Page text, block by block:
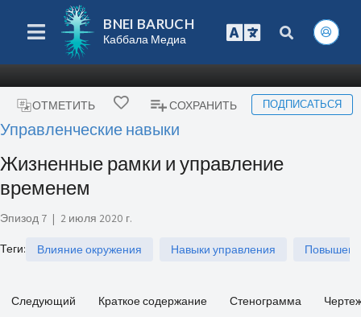
BNEI BARUCH
Каббала Медиа
ОТМЕТИТЬ СОХРАНИТЬ ПОДПИСАТЬСЯ
Управленческие навыки
Жизненные рамки и управление
временем
Эпизод 7 | 2 июля 2020 г.
Теги: Влияние окружения Навыки управления
Следующий Краткое содержание Стенограмма